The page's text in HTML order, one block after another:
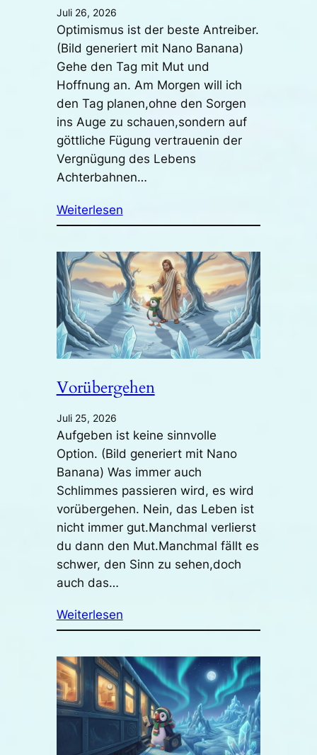
Juli 26, 2026
Optimismus ist der beste Antreiber.
(Bild generiert mit Nano Banana)
Gehe den Tag mit Mut und
Hoffnung an. Am Morgen will ich
den Tag planen,ohne den Sorgen
ins Auge zu schauen,sondern auf
göttliche Fügung vertrauenin der
Vergnügung des Lebens
Achterbahnen…
Weiterlesen
Vorübergehen
Juli 25, 2026
Aufgeben ist keine sinnvolle
Option. (Bild generiert mit Nano
Banana) Was immer auch
Schlimmes passieren wird, es wird
vorübergehen. Nein, das Leben ist
nicht immer gut.Manchmal verlierst
du dann den Mut.Manchmal fällt es
schwer, den Sinn zu sehen,doch
auch das…
Weiterlesen